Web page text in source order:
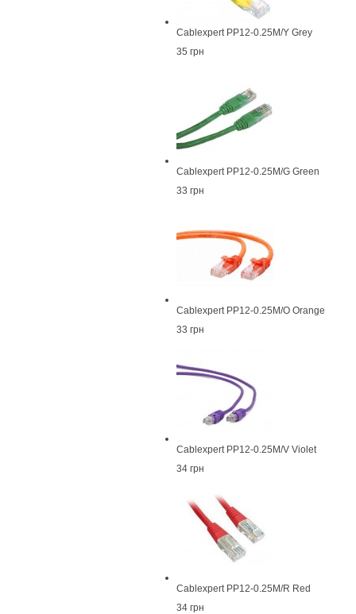
Cablexpert PP12-0.25M/Y Grey
35 грн
Cablexpert PP12-0.25M/G Green
33 грн
Cablexpert PP12-0.25M/O Orange
33 грн
Cablexpert PP12-0.25M/V Violet
34 грн
Cablexpert PP12-0.25M/R Red
34 грн